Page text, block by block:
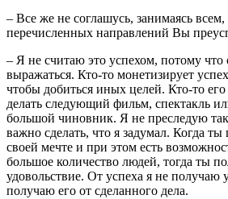
– Все же не соглашусь, занимаясь
перечисленных направлений Вы
– Я не считаю это успехом, потому
выражаться. Кто-то монетизирует
чтобы добиться иных целей. Кто-то его
делать следующий фильм, спектакль
большой чиновник. Я не преследую
важно сделать, что я задумал. Когда
своей мечте и при этом есть
большое количество людей, тогда ты
удовольствие. От успеха я не получаю
получаю его от сделанного дела.